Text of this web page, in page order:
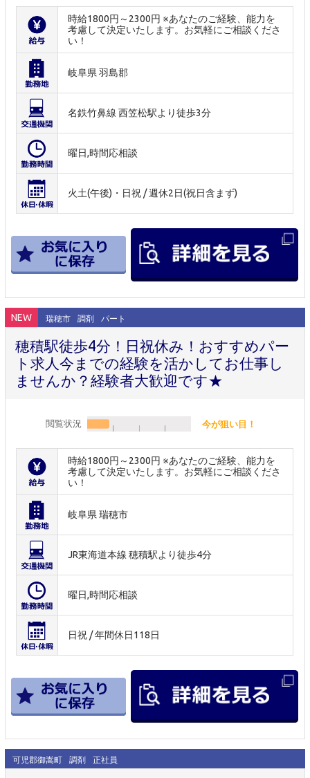
時給1800円～2300円 ※あなたのご経験、能力を
考慮して決定いたします。お気軽にご相談くださ
い！
岐阜県 羽島郡
名鉄竹鼻線 西笠松駅より徒歩3分
曜日,時間応相談
火土(午後)・日祝 / 週休2日(祝日含まず)
NEW 瑞穂市 調剤 パート
穂積駅徒歩4分！日祝休み！おすすめパー
ト求人今までの経験を活かしてお仕事し
ませんか？経験者大歓迎です★
閲覧状況 今が狙い目！
時給1800円～2300円 ※あなたのご経験、能力を
考慮して決定いたします。お気軽にご相談くださ
い！
岐阜県 瑞穂市
JR東海道本線 穂積駅より徒歩4分
曜日,時間応相談
日祝 / 年間休日118日
可児郡御嵩町 調剤 正社員